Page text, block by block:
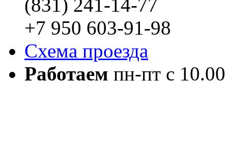
(831) 241-14-77
+7 950 603-91-98
Схема проезда
Работаем пн-пт с